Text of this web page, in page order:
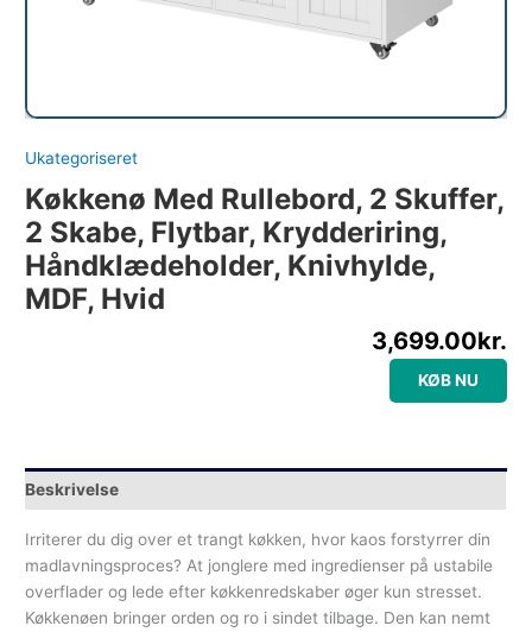
Ukategoriseret
Køkkenø Med Rullebord, 2 Skuffer,
2 Skabe, Flytbar, Krydderiring,
Håndklædeholder, Knivhylde,
MDF, Hvid
3,699.00kr.
KØB NU
Beskrivelse
Irriterer du dig over et trangt køkken, hvor kaos forstyrrer din
madlavningsproces? At jonglere med ingredienser på ustabile
overflader og lede efter køkkenredskaber øger kun stresset.
Køkkenøen bringer orden og ro i sindet tilbage. Den kan nemt